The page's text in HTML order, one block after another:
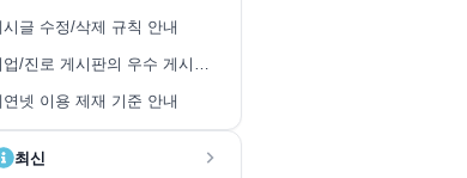
시글 수정/삭제 규칙 안내
취업/진로 게시판의 우수 게시글 취합 안내
연넷 이용 제재 기준 안내
최신